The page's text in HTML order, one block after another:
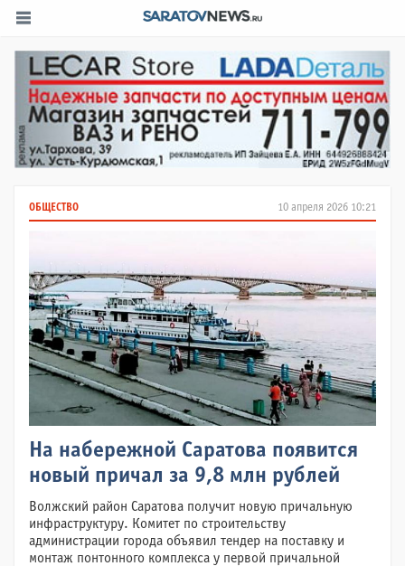
10 апреля 2026 10:21
ОБЩЕСТВО
На набережной Саратова появится
новый причал за 9,8 млн рублей
Волжский район Саратова получит новую причальную
инфраструктуру. Комитет по строительству
администрации города объявил тендер на поставку и
монтаж понтонного комплекса у первой причальной